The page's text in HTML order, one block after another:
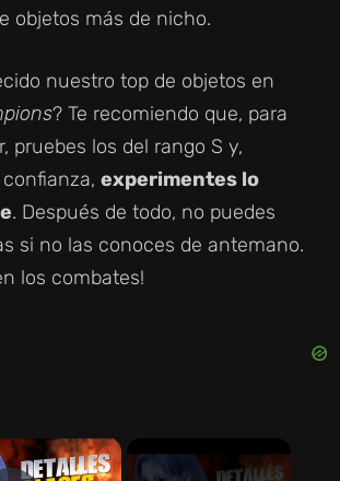
objetos más de nicho.
nuestro top de objetos en
? Te recomiendo que, para
pruebes los del rango S y,
experimentes lo
. Después de todo, no puedes
si no las conoces de antemano.
los combates!
×